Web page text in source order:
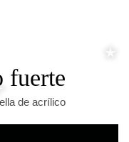
fuerte
de acrílico